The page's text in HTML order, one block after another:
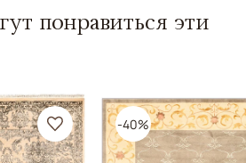
понравиться эти
-40%